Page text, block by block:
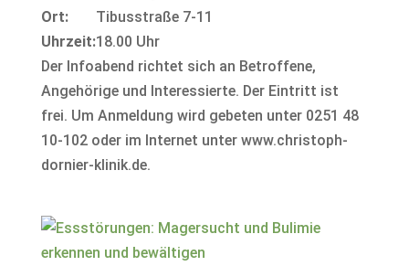
Ort:
Tibusstraße 7-11
Uhrzeit:18.00 Uhr
Der Infoabend richtet sich an Betroffene,
Angehörige und Interessierte. Der Eintritt ist
frei. Um Anmeldung wird gebeten unter 0251 48
10-102 oder im Internet unter www.christoph-
dornier-klinik.de.